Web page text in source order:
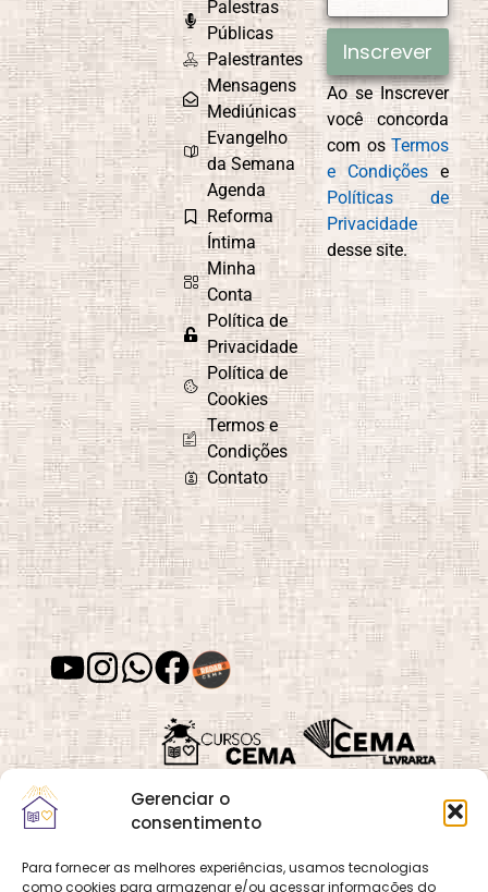
Gerenciar o
consentimento
Para fornecer as melhores experiências, usamos tecnologias
como cookies para armazenar e/ou acessar informações do
Palestras
Públicas
Palestrantes
Mensagens
Mediúnicas
Evangelho
da Semana
Agenda
Reforma
Íntima
Minha
Conta
Política de
Privacidade
Política de
Cookies
Termos e
Condições
Contato
Inscrever
Ao se Inscrever
você concorda
com osTermos
e Condições e
Políticas de
Privacidade
desse site.